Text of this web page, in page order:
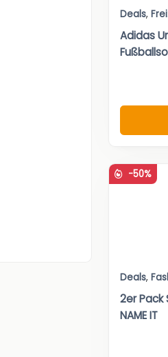
Deals,
Adidas
-50%
Deals,
2er Pack
NAME IT